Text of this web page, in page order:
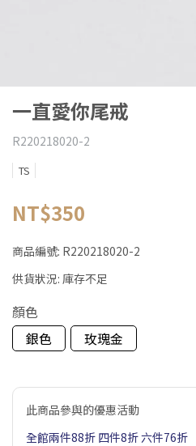
一直愛你尾戒
R220218020-2
TS
NT$350
商品編號: R220218020-2
供貨狀況: 庫存不足
顏色
銀色
玫瑰金
此商品參與的優惠活動
全館兩件88折 四件8折 六件76折